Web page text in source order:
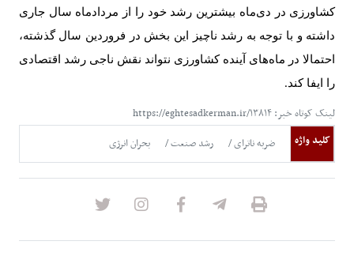
کشاورزی در دی‌ماه بیشترین رشد خود را از مردادماه سال جاری
داشته و با توجه به رشد ناچیز این بخش در فروردین سال گذشته،
احتمالا در ماه‌های آینده کشاورزی نتواند نقش ناجی رشد اقتصادی
را ایفا کند.
لینک کوتاه خبر: https://eghtesadkerman.ir/۱۳۸۱۴
کلید واژه
ضربه ناترای رشد صنعت بحران انرژی